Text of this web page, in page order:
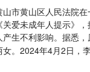
市黄山区人民法院
爱未成年人提示》，
生不利影响。据悉
。2024年4月2日，